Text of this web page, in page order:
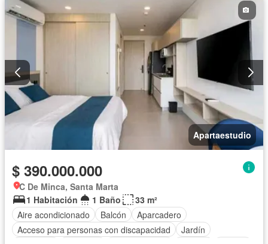
Apartaestudio
$ 390.000.000
C De Minca, Santa Marta
1 Habitación
1 Baño
33 m²
Aire acondicionado
Balcón
Aparcadero
Acceso para personas con discapacidad
Jardín